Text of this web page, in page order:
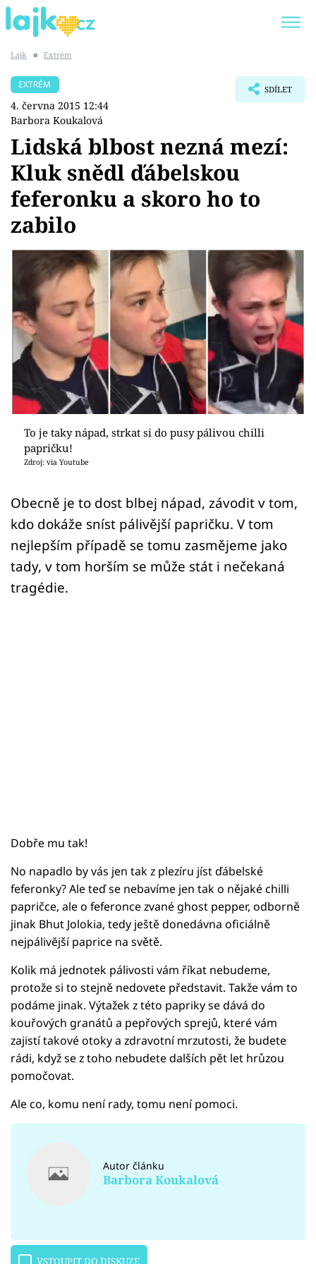
SHOPAHOLICADEL
Témata
Showbyznys
Youtubeři
Virály
Sex a vztahy
Videa
Sledujte prima+
Přihlášení
Lajk ■ Extrém
EXTRÉM
4. června 2015 12:44
Barbora Koukalová
SDÍLET
Lidská blbost nezná mezí:
Kluk snědl ďábelskou
feferonku a skoro ho to
zabilo
To je taky nápad, strkat si do pusy pálivou chilli
papričku!
Zdroj: via Youtube
Obecně je to dost blbej nápad, závodit v tom,
kdo dokáže sníst pálivější papričku. V tom
nejlepším případě se tomu zasmějeme jako
tady, v tom horším se může stát i nečekaná
tragédie.
Dobře mu tak!
No napadlo by vás jen tak z plezíru jíst ďábelské
feferonky? Ale teď se nebavíme jen tak o nějaké chilli
papričce, ale o feferonce zvané ghost pepper, odborně
jinak Bhut Jolokia, tedy ještě donedávna oficiálně
nejpálivější paprice na světě.
Kolik má jednotek pálivosti vám říkat nebudeme,
protože si to stejně nedovete představit. Takže vám to
podáme jinak. Výtažek z této papriky se dává do
kouřových granátů a pepřových sprejů, které vám
zajistí takové otoky a zdravotní mrzutosti, že budete
rádi, když se z toho nebudete dalších pět let hrůzou
pomočovat.
Ale co, komu není rady, tomu není pomoci.
Autor článku
Barbora Koukalová
VSTOUPIT DO DISKUZE